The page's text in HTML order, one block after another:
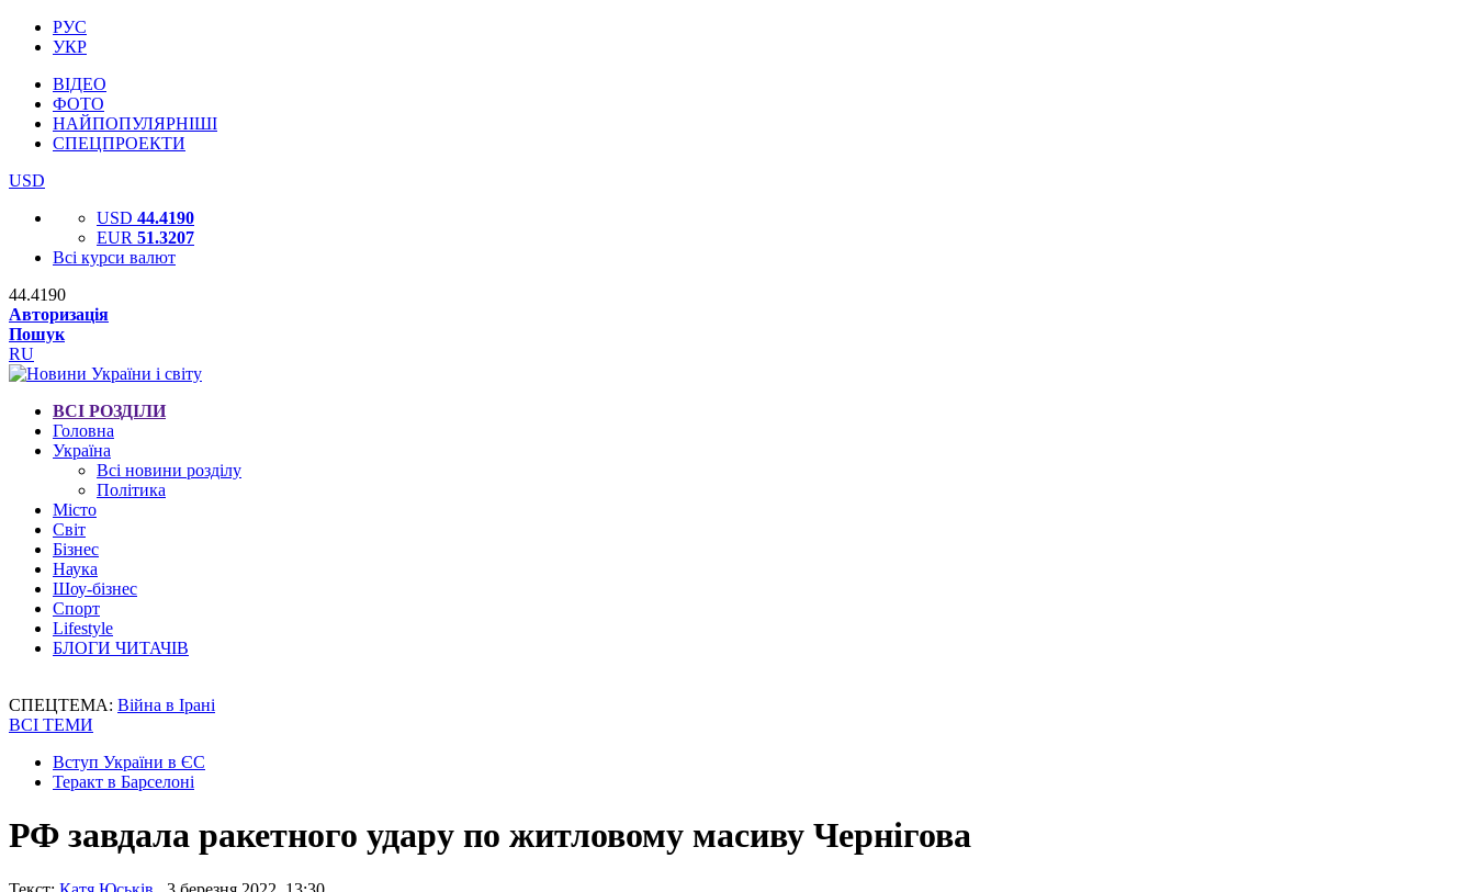
РУС
УКР
ВІДЕО
ФОТО
НАЙПОПУЛЯРНІШІ
СПЕЦПРОЕКТИ
USD
USD 44.4190
EUR 51.3207
Всі курси валют
44.4190
Авторизація
Пошук
RU
ВСІ РОЗДІЛИ
Головна
Україна
Всі новини розділу
Політика
Місто
Світ
Бізнес
Наука
Шоу-бізнес
Спорт
Lifestyle
БЛОГИ ЧИТАЧІВ
СПЕЦТЕМА: Війна в Ірані
ВСІ ТЕМИ
Вступ України в ЄС
Теракт в Барселоні
РФ завдала ракетного удару по житловому масиву Чернігова